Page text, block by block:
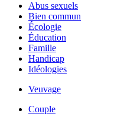
Abus sexuels
Bien commun
Écologie
Éducation
Famille
Handicap
Idéologies
Veuvage
Couple